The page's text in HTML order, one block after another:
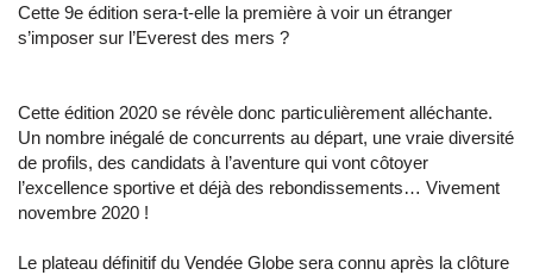
Cette 9e édition sera-t-elle la première à voir un étranger
s’imposer sur l’Everest des mers ?
Cette édition 2020 se révèle donc particulièrement alléchante.
Un nombre inégalé de concurrents au départ, une vraie diversité
de profils, des candidats à l’aventure qui vont côtoyer
l’excellence sportive et déjà des rebondissements… Vivement
novembre 2020 !
Le plateau définitif du Vendée Globe sera connu après la clôture